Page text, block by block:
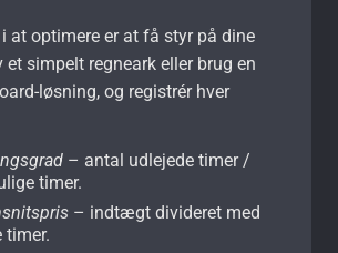
at optimere er at få styr på dine
et simpelt regneark eller brug en
løsning, og registrér hver
– antal udlejede timer /
timer.
– indtægt divideret med
timer.